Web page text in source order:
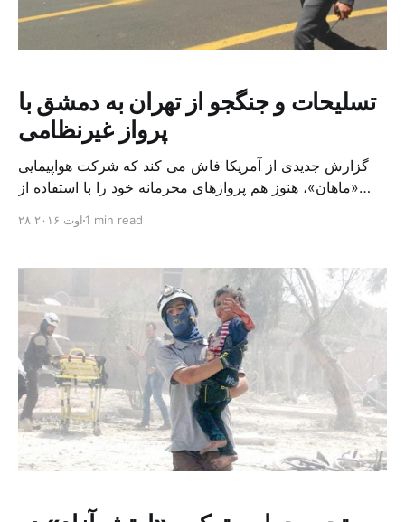
تسلیحات و جنگجو از تهران به دمشق با
پرواز غیرنظامی
گزارش جدیدی از آمریکا فاش می کند که شرکت هواپیمایی
«ماهان»، هنوز هم پروازهای محرمانه خود را با استفاده از
پوشش غیر نظامی ادامه می دهد. این گزارش که در مجله
۲۸ اوت ۲۰۱۶ 1 min read